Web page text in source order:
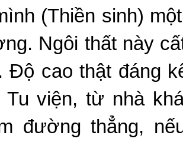
(Thiền sinh)
Ngôi thất này
Ðộ cao thật đáng
Tu viện, từ nhà
đường thẳng,